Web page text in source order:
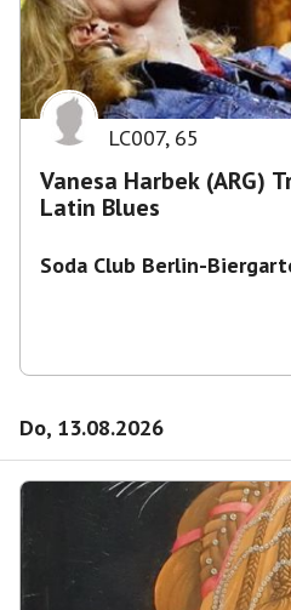
LC007, 65
Vanesa Harbek (ARG)
Latin Blues
Soda Club Berlin-
Do, 13.08.2026